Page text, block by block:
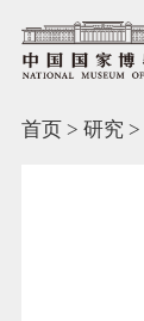
首页> 研究 >